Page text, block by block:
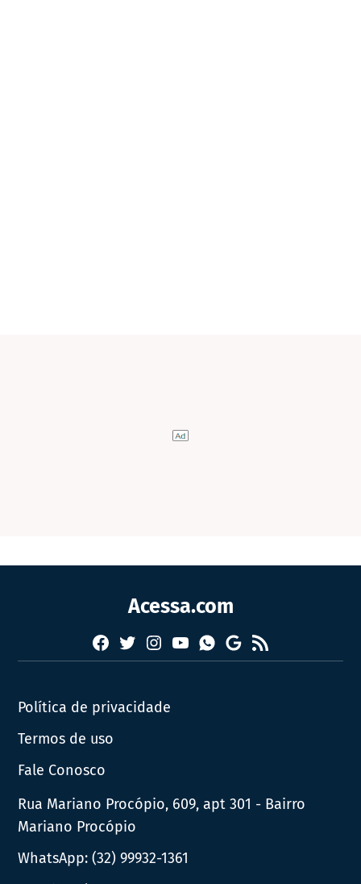
Acessa.com
Facebook
TwitterInstagram
YouTubeWhatsapp
Google
News
RSS
Política de privacidade
Termos de uso
Fale Conosco
Rua Mariano Procópio, 609, apt 301 - Bairro
Mariano Procópio
WhatsApp:(32) 99932-1361